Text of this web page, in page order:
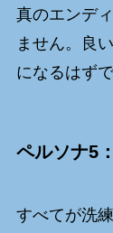
真のエンデ
ません。良
になるはずで
ペルソナ5
すべてが洗